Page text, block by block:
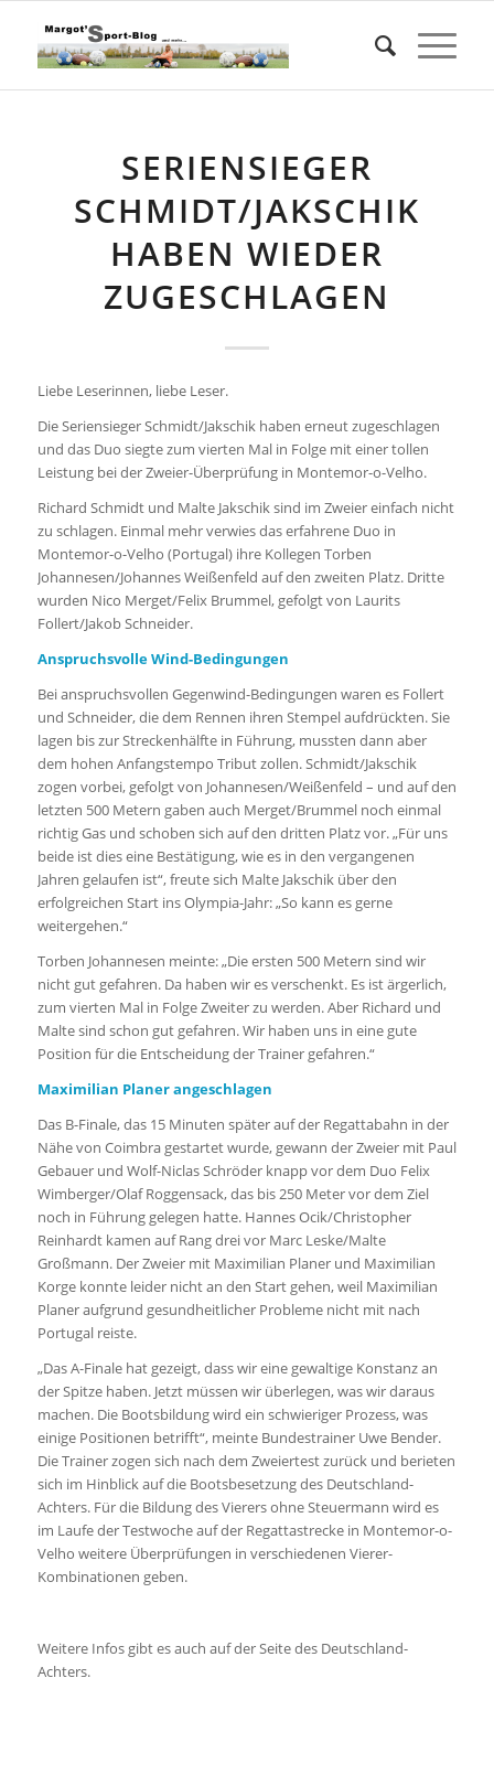
SERIENSIEGER
SCHMIDT/JAKSCHIK
HABEN WIEDER
ZUGESCHLAGEN
Liebe Leserinnen, liebe Leser.
Die Seriensieger Schmidt/Jakschik haben erneut zugeschlagen
und das Duo siegte zum vierten Mal in Folge mit einer tollen
Leistung bei der Zweier-Überprüfung in Montemor-o-Velho.
Richard Schmidt und Malte Jakschik sind im Zweier einfach nicht
zu schlagen. Einmal mehr verwies das erfahrene Duo in
Montemor-o-Velho (Portugal) ihre Kollegen Torben
Johannesen/Johannes Weißenfeld auf den zweiten Platz. Dritte
wurden Nico Merget/Felix Brummel, gefolgt von Laurits
Follert/Jakob Schneider.
Anspruchsvolle Wind-Bedingungen
Bei anspruchsvollen Gegenwind-Bedingungen waren es Follert
und Schneider, die dem Rennen ihren Stempel aufdrückten. Sie
lagen bis zur Streckenhälfte in Führung, mussten dann aber
dem hohen Anfangstempo Tribut zollen. Schmidt/Jakschik
zogen vorbei, gefolgt von Johannesen/Weißenfeld – und auf den
letzten 500 Metern gaben auch Merget/Brummel noch einmal
richtig Gas und schoben sich auf den dritten Platz vor. „Für uns
beide ist dies eine Bestätigung, wie es in den vergangenen
Jahren gelaufen ist“, freute sich Malte Jakschik über den
erfolgreichen Start ins Olympia-Jahr: „So kann es gerne
weitergehen.“
Torben Johannesen meinte: „Die ersten 500 Metern sind wir
nicht gut gefahren. Da haben wir es verschenkt. Es ist ärgerlich,
zum vierten Mal in Folge Zweiter zu werden. Aber Richard und
Malte sind schon gut gefahren. Wir haben uns in eine gute
Position für die Entscheidung der Trainer gefahren.“
Maximilian Planer angeschlagen
Das B-Finale, das 15 Minuten später auf der Regattabahn in der
Nähe von Coimbra gestartet wurde, gewann der Zweier mit Paul
Gebauer und Wolf-Niclas Schröder knapp vor dem Duo Felix
Wimberger/Olaf Roggensack, das bis 250 Meter vor dem Ziel
noch in Führung gelegen hatte. Hannes Ocik/Christopher
Reinhardt kamen auf Rang drei vor Marc Leske/Malte
Großmann. Der Zweier mit Maximilian Planer und Maximilian
Korge konnte leider nicht an den Start gehen, weil Maximilian
Planer aufgrund gesundheitlicher Probleme nicht mit nach
Portugal reiste.
„Das A-Finale hat gezeigt, dass wir eine gewaltige Konstanz an
der Spitze haben. Jetzt müssen wir überlegen, was wir daraus
machen. Die Bootsbildung wird ein schwieriger Prozess, was
einige Positionen betrifft“, meinte Bundestrainer Uwe Bender.
Die Trainer zogen sich nach dem Zweiertest zurück und berieten
sich im Hinblick auf die Bootsbesetzung des Deutschland-
Achters. Für die Bildung des Vierers ohne Steuermann wird es
im Laufe der Testwoche auf der Regattastrecke in Montemor-o-
Velho weitere Überprüfungen in verschiedenen Vierer-
Kombinationen geben.
Weitere Infos gibt es auch auf der Seite des Deutschland-
Achters.